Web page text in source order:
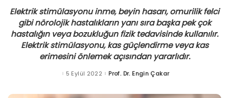
Elektrik stimülasyonu inme, beyin hasarı, omurilik felci
gibi nörolojik hastalıkların yanı sıra başka pek çok
hastalığın veya bozukluğun fizik tedavisinde kullanılır.
Elektrik stimülasyonu, kas güçlendirme veya kas
erimesini önlemek açısından yararlıdır.
5 Eylül 2022 Posted
Prof. Dr. Engin Çakar